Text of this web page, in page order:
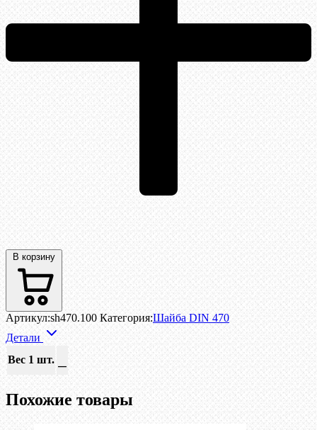
В корзину
Артикул:sh470.100 Категория:Шайба DIN 470
Детали
Вес 1 шт. —
Похожие товары